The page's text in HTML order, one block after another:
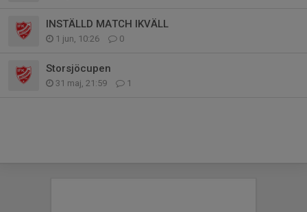
INSTÄLLD MATCH IKVÄLL
1 jun, 10:26 0
Storsjöcupen
31 maj, 21:59 1